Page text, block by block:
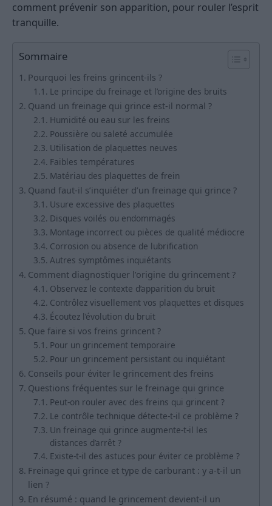
comment prévenir son apparition, pour rouler l’esprit
tranquille.
Sommaire
Pourquoi les freins grincent-ils ?
Le principe du freinage et l’origine des bruits
Quand un freinage qui grince est-il normal ?
Humidité ou eau sur les freins
Poussière ou saleté accumulée
Utilisation de plaquettes neuves
Faibles températures
Matériau des plaquettes de frein
Quand faut-il s’inquiéter d’un freinage qui grince ?
Usure excessive des plaquettes
Disques voilés ou endommagés
Montage incorrect ou pièces de qualité médiocre
Corrosion ou absence de lubrification
Autres symptômes inquiétants
Comment diagnostiquer l’origine du grincement ?
Observez le contexte d’apparition du bruit
Contrôlez visuellement vos plaquettes et disques
Écoutez l’évolution du bruit
Que faire si vos freins grincent ?
Pour un grincement temporaire
Pour un grincement persistant ou inquiétant
Conseils pour éviter le grincement des freins
Questions fréquentes sur le freinage qui grince
Peut-on rouler avec des freins qui grincent ?
Le contrôle technique détecte-t-il ce problème ?
Un freinage qui grince augmente-t-il les
distances d’arrêt ?
Existe-t-il des astuces pour éviter ce problème ?
Freinage qui grince et type de carburant : y a-t-il un
lien ?
En résumé : quand le grincement devient-il un